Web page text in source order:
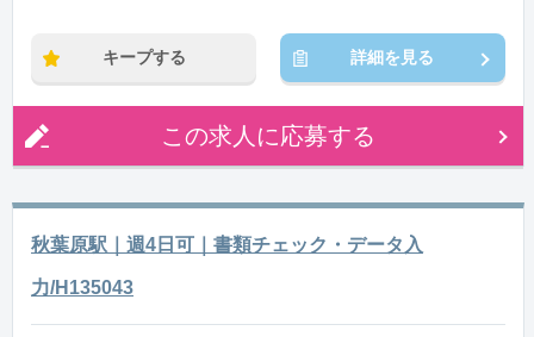
キープする 詳細を見る
この求人に応募する
秋葉原駅｜週4日可｜書類チェック・データ入
力/H135043